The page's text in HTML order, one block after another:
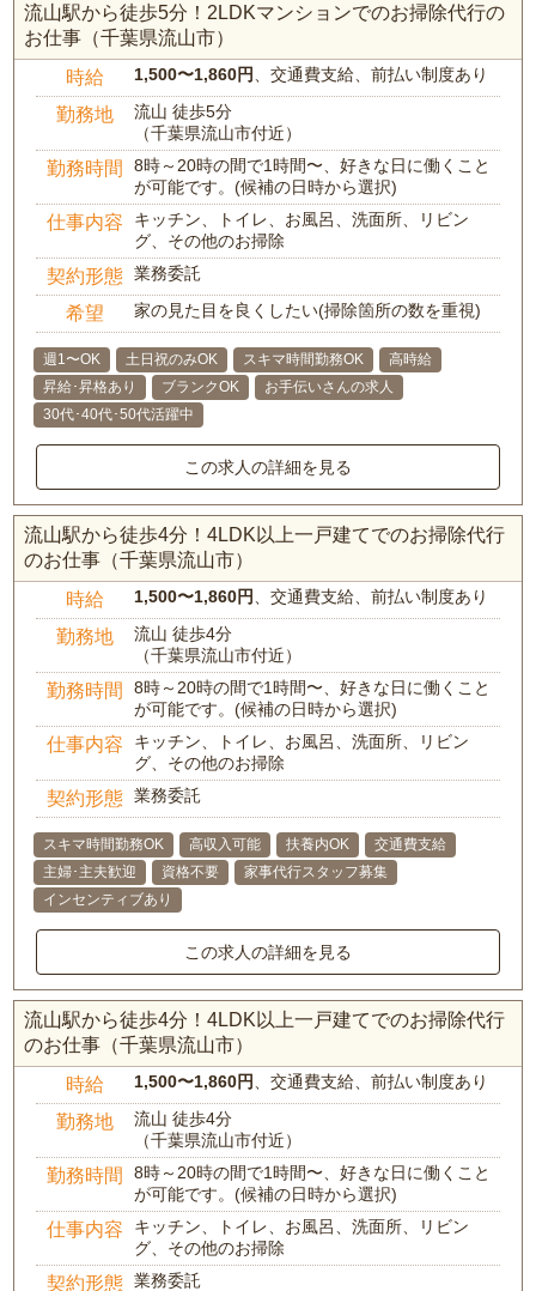
流山駅から徒歩5分！2LDKマンションでのお掃除代行の
お仕事（千葉県流山市）
時給 1,500〜1,860円 、交通費支給、前払い制度あり
勤務地
流山 徒歩5分
（千葉県流山市付近）
勤務時間
8時～20時の間で1時間〜、好きな日に働くこと
が可能です。(候補の日時から選択)
仕事内容
キッチン、トイレ、お風呂、洗面所、リビン
グ、その他のお掃除
契約形態 業務委託
希望 家の見た目を良くしたい(掃除箇所の数を重視)
週1〜OK 土日祝のみOK スキマ時間勤務OK
高時給
昇給･昇格あり
ブランクOK
お手伝いさんの求人
30代･40代･50代活躍中
この求人の詳細を見る
流山駅から徒歩4分！4LDK以上一戸建てでのお掃除代行
のお仕事（千葉県流山市）
時給 1,500〜1,860円 、交通費支給、前払い制度あり
勤務地
流山 徒歩4分
（千葉県流山市付近）
勤務時間
8時～20時の間で1時間〜、好きな日に働くこと
が可能です。(候補の日時から選択)
仕事内容
キッチン、トイレ、お風呂、洗面所、リビン
グ、その他のお掃除
契約形態 業務委託
スキマ時間勤務OK 高収入可能 扶養内OK
交通費支給
主婦･主夫歓迎
資格不要
家事代行スタッフ募集
インセンティブあり
この求人の詳細を見る
流山駅から徒歩4分！4LDK以上一戸建てでのお掃除代行
のお仕事（千葉県流山市）
時給 1,500〜1,860円 、交通費支給、前払い制度あり
勤務地
流山 徒歩4分
（千葉県流山市付近）
勤務時間
8時～20時の間で1時間〜、好きな日に働くこと
が可能です。(候補の日時から選択)
仕事内容
キッチン、トイレ、お風呂、洗面所、リビン
グ、その他のお掃除
契約形態 業務委託